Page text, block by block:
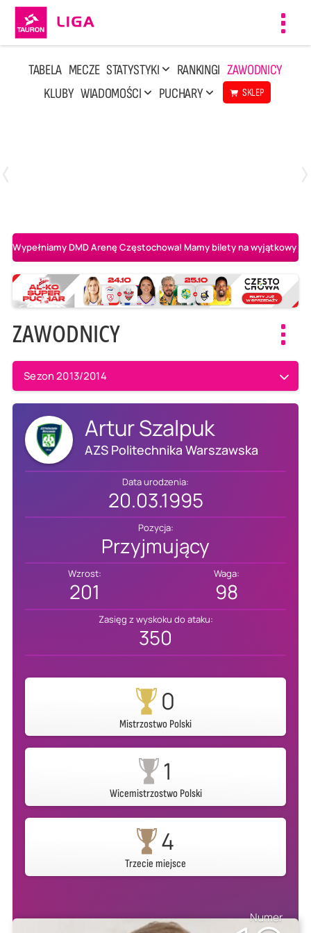
TABELA MECZE STATYSTYKI RANKINGI ZAWODNICY
KLUBY WIADOMOŚCI PUCHARY SKLEP
Wypełniamy DMD Arenę Częstochowa! Mamy bilety na wyjątkowy
ZAWODNICY
Sezon 2013/2014
Artur Szalpuk
AZS Politechnika Warszawska
Data urodzenia:
20.03.1995
Pozycja:
Przyjmujący
Wzrost:
201
Waga:
98
Zasięg z wyskoku do ataku:
350
0
Mistrzostwo Polski
1
Wicemistrzostwo Polski
4
Trzecie miejsce
Numer